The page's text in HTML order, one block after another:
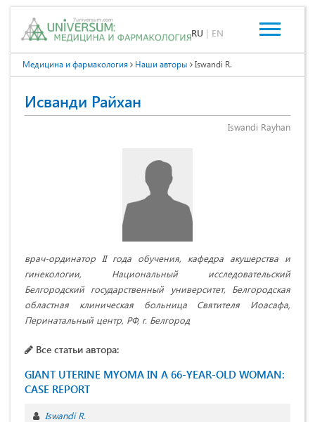
RU | EN
Медицина и фармакология Наши авторы Iswandi R.
Исванди Райхан
Iswandi Rayhan
врач-ординатор II года обучения, кафедра акушерства и
гинекологии, Национальный исследовательский
Белгородский государственный университет, Белгородская
областная клиническая больница Святителя Иоасафа,
Перинатальный центр, РФ, г. Белгород
Все статьи автора:
GIANT UTERINE MYOMA IN A 66-YEAR-OLD WOMAN:
CASE REPORT
Iswandi R.